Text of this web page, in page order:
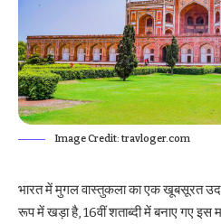
Image Credit: travloger.com
भारत में मुगल वास्तुकला का एक खूबसूरत
रूप में खड़ा है, 16वीं शताब्दी में बनाए गए इस